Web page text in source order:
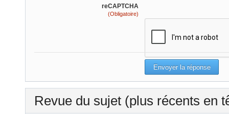
reCAPTCHA
(Obligatoire)
Revue du sujet (plus récents en